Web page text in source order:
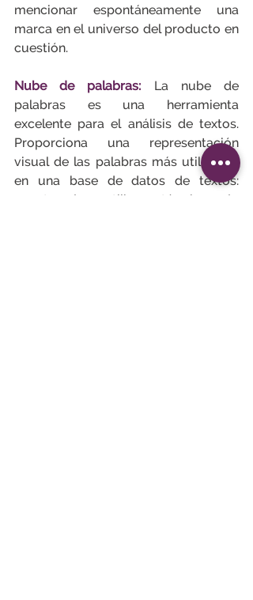
mencionar espontáneamente una
marca en el universo del producto en
cuestión.
Nube de palabras:
La nube de
palabras es una herramienta
excelente para el análisis de textos.
Proporciona una representación
visual de las palabras más utilizadas
en una base de datos de textos:
cuanto más se utiliza un término, más